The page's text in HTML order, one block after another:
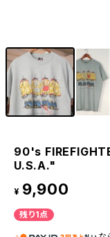
90's
U.S.A."
¥ 9,900
残り1点